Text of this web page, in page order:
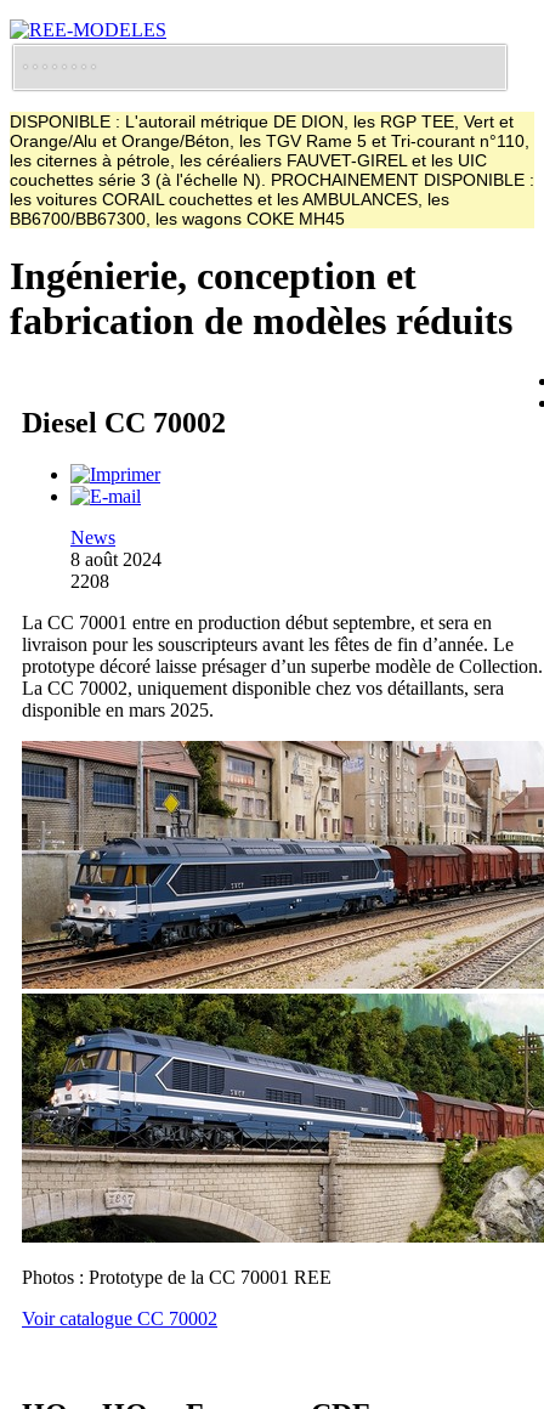
DISPONIBLE : L'autorail métrique DE DION, les RGP TEE, Vert et
Orange/Alu et Orange/Béton, les TGV Rame 5 et Tri-courant n°110,
les citernes à pétrole, les céréaliers FAUVET-GIREL et les UIC
couchettes série 3 (à l'échelle N). PROCHAINEMENT DISPONIBLE :
les voitures CORAIL couchettes et les AMBULANCES, les
BB6700/BB67300, les wagons COKE MH45
Ingénierie, conception et
fabrication de modèles réduits
Diesel CC 70002
News
8 août 2024
2208
La CC 70001 entre en production début septembre, et sera en
livraison pour les souscripteurs avant les fêtes de fin d’année. Le
prototype décoré laisse présager d’un superbe modèle de Collection.
La CC 70002, uniquement disponible chez vos détaillants, sera
disponible en mars 2025.
Photos : Prototype de la CC 70001 REE
Voir catalogue CC 70002